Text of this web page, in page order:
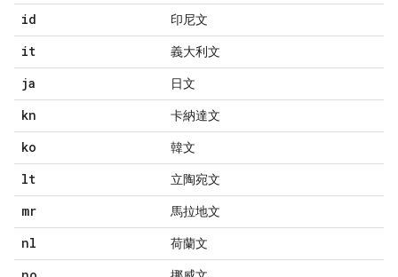
id 印尼文
it 義大利文
ja 日文
kn 卡納達文
ko 韓文
lt 立陶宛文
mr 馬拉地文
nl 荷蘭文